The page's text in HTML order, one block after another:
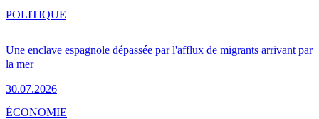
Une enclave espagnole dépassée par l'afflux de migrants arrivant par
la mer
30.07.2026
POLITIQUE
ÉCONOMIE